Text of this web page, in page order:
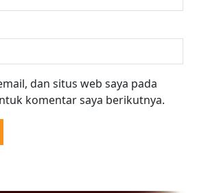
dan situs web saya pada
komentar saya berikutnya.